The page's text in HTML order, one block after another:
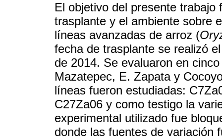
El objetivo del presente
trasplante y el ambiente sobre
líneas avanzadas de arroz (
fecha de trasplante se realizó
de 2014. Se evaluaron en
Mazatepec, E. Zapata y
líneas fueron estudiadas:
C27Za06 y como testigo la
experimental utilizado fue
donde las fuentes de variación